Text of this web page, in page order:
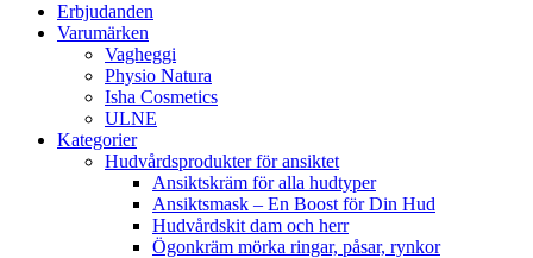
Erbjudanden
Varumärken
Vagheggi
Physio Natura
Isha Cosmetics
ULNE
Kategorier
Hudvårdsprodukter för ansiktet
Ansiktskräm för alla hudtyper
Ansiktsmask – En Boost för Din Hud
Hudvårdskit dam och herr
Ögonkräm mörka ringar, påsar, rynkor